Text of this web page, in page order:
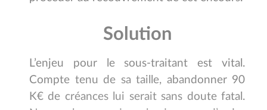
Solution
L’enjeu pour le sous-traitant est vital.
Compte tenu de sa taille, abandonner 90
K€ de créances lui serait sans doute fatal.